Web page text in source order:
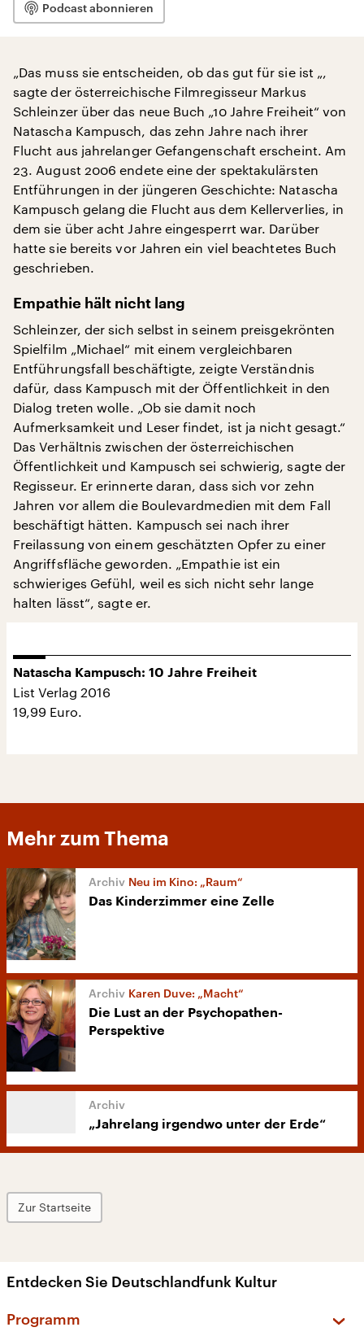
Podcast abonnieren
„Das muss sie entscheiden, ob das gut für sie ist „,
sagte der österreichische Filmregisseur Markus
Schleinzer über das neue Buch „10 Jahre Freiheit“ von
Natascha Kampusch, das zehn Jahre nach ihrer
Flucht aus jahrelanger Gefangenschaft erscheint. Am
23. August 2006 endete eine der spektakulärsten
Entführungen in der jüngeren Geschichte: Natascha
Kampusch gelang die Flucht aus dem Kellerverlies, in
dem sie über acht Jahre eingesperrt war. Darüber
hatte sie bereits vor Jahren ein viel beachtetes Buch
geschrieben.
Empathie hält nicht lang
Schleinzer, der sich selbst in seinem preisgekrönten
Spielfilm „Michael“ mit einem vergleichbaren
Entführungsfall beschäftigte, zeigte Verständnis
dafür, dass Kampusch mit der Öffentlichkeit in den
Dialog treten wolle. „Ob sie damit noch
Aufmerksamkeit und Leser findet, ist ja nicht gesagt.“
Das Verhältnis zwischen der österreichischen
Öffentlichkeit und Kampusch sei schwierig, sagte der
Regisseur. Er erinnerte daran, dass sich vor zehn
Jahren vor allem die Boulevardmedien mit dem Fall
beschäftigt hätten. Kampusch sei nach ihrer
Freilassung von einem geschätzten Opfer zu einer
Angriffsfläche geworden. „Empathie ist ein
schwieriges Gefühl, weil es sich nicht sehr lange
halten lässt“, sagte er.
Natascha Kampusch: 10 Jahre Freiheit
List Verlag 2016
19,99 Euro.
Mehr zum Thema
Neu im Kino: „Raum“
Das Kinderzimmer eine Zelle
Karen Duve: „Macht“
Die Lust an der Psychopathen-
Perspektive
„Jahrelang irgendwo unter der Erde“
Zur Startseite
Entdecken Sie Deutschlandfunk Kultur
Programm